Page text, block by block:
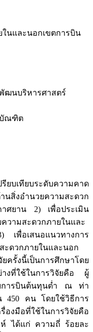
ในและนอกเขตการบิน
ฒนบริหารศาสตร์
บัณฑิต
บเทียบระดับความคาด
นสิ่งอำนวยความสะดวก
าศยาน 2) เพื่อประเมิน
วามสะดวกภายในและ
เพื่อเสนอแนวทางการ
ะดวกภายในและนอก
ครั้งนี้เป็นการศึกษาโดย
งที่ใช้ในการวิจัยคือ ผู้
ยการบินต้นทุนต่ำ ณ ท่า
450 คน โดยใช้วิธีการ
มือที่ใช้ในการวิจัยคือ
ห์ ได้แก่ ความถี่ ร้อยละ